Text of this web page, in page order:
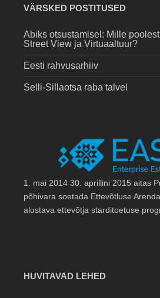
VÄRSKED POSTITUSED
Abiks otsustamisel: Mille
Street View ja Virtuaaltuur?
Eesti rahvusarhiiv
Selli-Sillaotsa raba talvel
1. mai 2014 30. aprillini 2015 aitas
põhivara soetada Ettevõtluse
alustava ettevõtja starditoetuse
HUVITAVAD LEHED